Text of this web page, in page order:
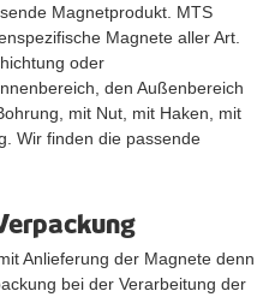
Magnetprodukt. MTS
Magnete aller Art.
oder
den Außenbereich
mit Nut, mit Haken, mit
Wir finden die passende
Anlieferung der Magnete denn
bei der Verarbeitung der